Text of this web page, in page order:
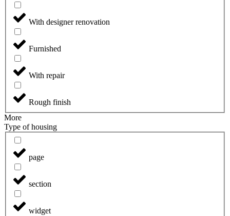
With designer renovation
Furnished
With repair
Rough finish
More
Type of housing
page
section
widget